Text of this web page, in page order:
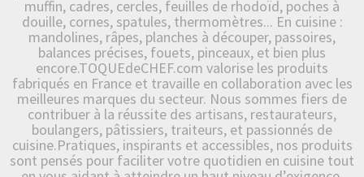
muffin, cadres, cercles, feuilles de rhodoïd, poches à
douille, cornes, spatules, thermomètres... En cuisine :
mandolines, râpes, planches à découper, passoires,
balances précises, fouets, pinceaux, et bien plus
encore.TOQUEdeCHEF.com valorise les produits
fabriqués en France et travaille en collaboration avec les
meilleures marques du secteur. Nous sommes fiers de
contribuer à la réussite des artisans, restaurateurs,
boulangers, pâtissiers, traiteurs, et passionnés de
cuisine.Pratiques, inspirants et accessibles, nos produits
sont pensés pour faciliter votre quotidien en cuisine tout